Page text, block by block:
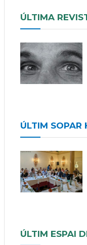
ÚLTIMA
ÚLTIM SOPAR
ÚLTIM ESPAI